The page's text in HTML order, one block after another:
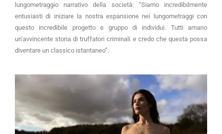
lungometraggio narrativo della società: “Siamo incredibilmente
entusiasti di iniziare la nostra espansione nei lungometraggi con
questo incredibile progetto e gruppo di individui. Tutti amano
un’avvincente storia di truffatori criminali e credo che questa possa
diventare un classico istantaneo”.